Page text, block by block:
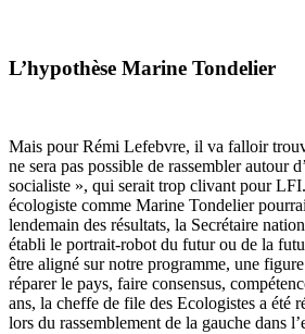
L’hypothèse Marine Tondelier
Mais pour Rémi Lefebvre, il va falloir
ne sera pas possible de rassembler autour
socialiste », qui serait trop clivant pour
écologiste comme Marine Tondelier
lendemain des résultats, la Secrétaire
établi le portrait-robot du futur ou de la
être aligné sur notre programme, une
réparer le pays, faire consensus,
ans, la cheffe de file des Ecologistes a été
lors du rassemblement de la gauche dans